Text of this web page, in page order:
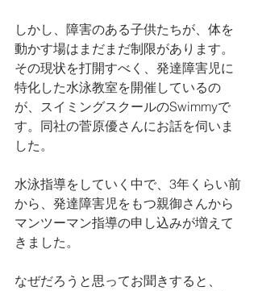
しかし、障害のある子供たちが、体を
動かす場はまだまだ制限があります。
その現状を打開すべく、発達障害児に
特化した水泳教室を開催しているの
が、スイミングスクールのSwimmyで
す。同社の菅原優さんにお話を伺いま
した。
水泳指導をしていく中で、3年くらい前
から、発達障害児をもつ親御さんから
マンツーマン指導の申し込みが増えて
きました。
なぜだろうと思ってお聞きすると、